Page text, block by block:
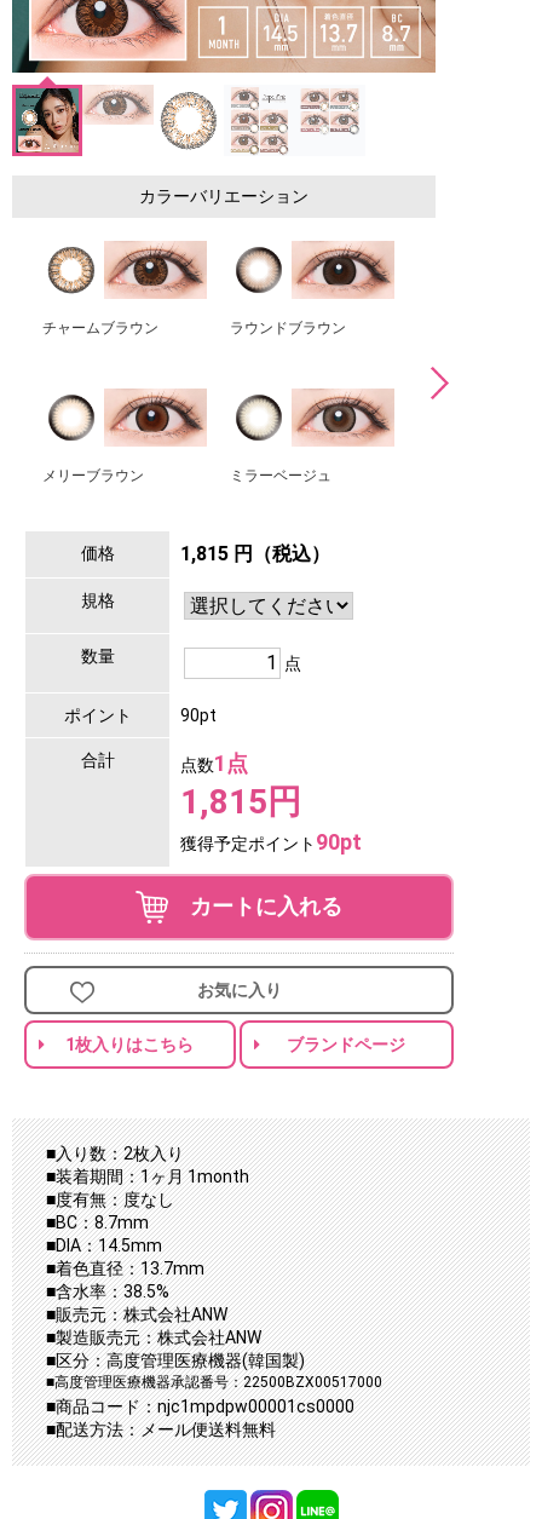
カラーバリエーション
チャームブラウン ラウンドブラウン
メリーブラウン ミラーベージュ
価格 1,815 円（税込）
規格
数量 点
ポイント 90pt
合計 点数1点
1,815円
獲得予定ポイント 90pt
カートに入れる
お気に入り
1枚入りはこちら ブランドページ
■入り数：2枚入り
■装着期間：1ヶ月 1month
■度有無：度なし
■BC：8.7mm
■DIA：14.5mm
■着色直径：13.7mm
■含水率：38.5%
■販売元：株式会社ANW
■製造販売元：株式会社ANW
■区分：高度管理医療機器(韓国製)
■高度管理医療機器承認番号：22500BZX00517000
■商品コード：njc1mpdpw00001cs0000
■配送方法：メール便送料無料